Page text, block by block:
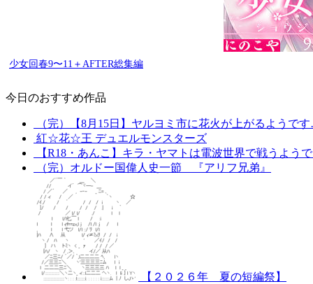
少女回春9〜11＋AFTER総集編
今日のおすすめ作品
（完）【8月15日】ヤルヨミ市に花火が上がるようで
紅☆花☆王 デュエルモンスターズ
【R18・あんこ】キラ・ヤマトは電波世界で戦うよう
（完）オルドー国偉人史一節 『アリフ兄弟』
【２０２６年 夏の短編祭】